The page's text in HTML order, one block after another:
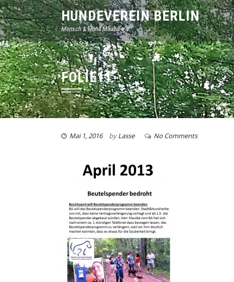
HUNDEVEREIN BERLIN
Mensch & Hund Moabit e.V.
FOLIE11
Mai 1, 2016 byLasse No Comments